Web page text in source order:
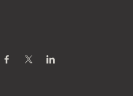
Compartir en Facebook
Compartir en Twitter / X
Compartir en Linkedin